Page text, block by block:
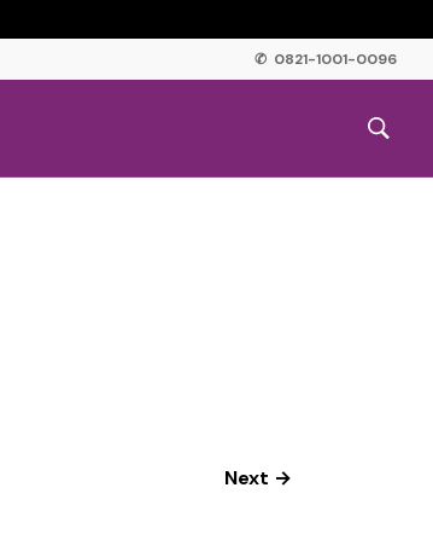
✆ 0821-1001-0096
Next →